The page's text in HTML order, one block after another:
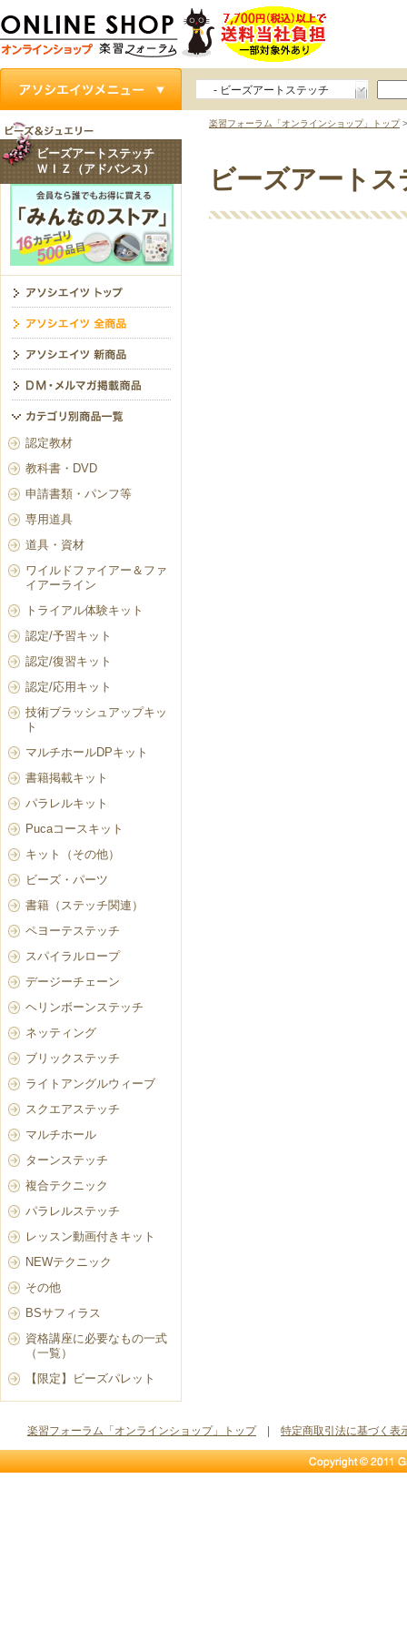
- ビーズアートステッチ
楽習フォーラム「オンラインショップ」トップ>
ビーズアート
ビーズアートステッチ
ＷＩＺ（アドバンス）
認定教材
教科書・DVD
申請書類・パンフ等
専用道具
道具・資材
ワイルドファイアー＆ファ
イアーライン
トライアル体験キット
認定/予習キット
認定/復習キット
認定/応用キット
技術ブラッシュアップキッ
ト
マルチホールDPキット
書籍掲載キット
パラレルキット
Pucaコースキット
キット（その他）
ビーズ・パーツ
書籍（ステッチ関連）
ペヨーテステッチ
スパイラルロープ
デージーチェーン
ヘリンボーンステッチ
ネッティング
ブリックステッチ
ライトアングルウィーブ
スクエアステッチ
マルチホール
ターンステッチ
複合テクニック
パラレルステッチ
レッスン動画付きキット
NEWテクニック
その他
BSサフィラス
資格講座に必要なもの一式
（一覧）
【限定】ビーズパレット
楽習フォーラム「オンラインショップ」トップ| 特定商取引法に基づく表